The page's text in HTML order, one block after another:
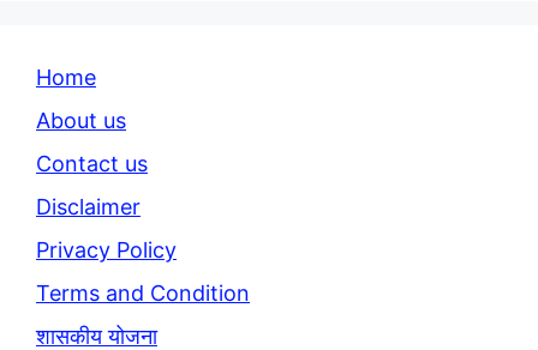
Home
About us
Contact us
Disclaimer
Privacy Policy
Terms and Condition
शासकीय योजना